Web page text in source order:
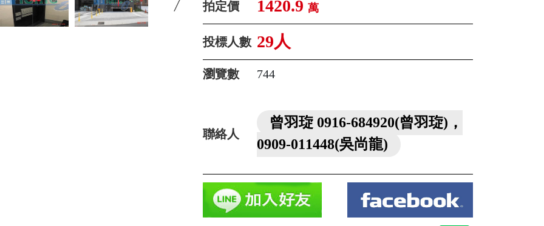
拍定價 1420.9 萬
投標人數 29人
瀏覽數 744
聯絡人
曾羽琁 0916-684920(曾羽琁)，
0909-011448(吳尚龍)